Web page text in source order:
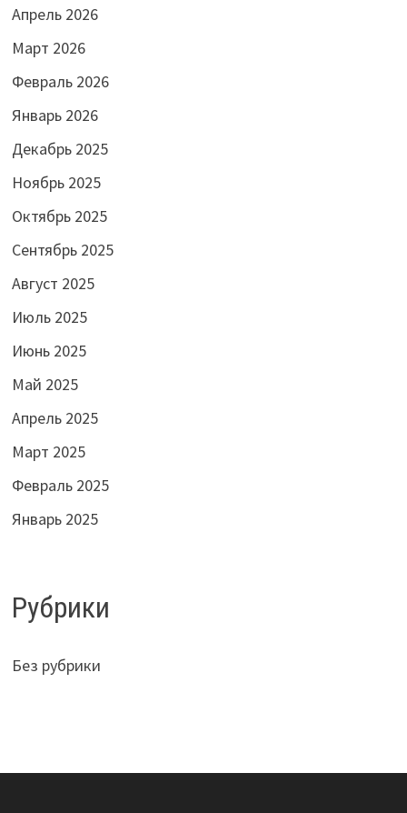
Апрель 2026
Март 2026
Февраль 2026
Январь 2026
Декабрь 2025
Ноябрь 2025
Октябрь 2025
Сентябрь 2025
Август 2025
Июль 2025
Июнь 2025
Май 2025
Апрель 2025
Март 2025
Февраль 2025
Январь 2025
Рубрики
Без рубрики